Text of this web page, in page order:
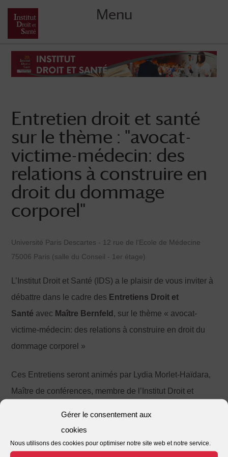
Gérer le consentement aux
cookies
Nous utilisons des cookies pour optimiser notre site web et notre service.
Menu
content
Entretien droit et santé
sur le thème : "avocat-
victime-médecin: des
relations à construire en
droit du dommage
corporel"
Université Paris Descartes - 12 rue de l'Ecole de Médecine
75006 Paris (salle du Conseil - 1er étage)
L’Institut Droit et Santé (IDS) a le plaisir de vous inviter à
débattre dans le cadre des Entretiens Droit et
Santé avec Maître Bernfeld , sur le thème « avocat-
victime-médecin: des relations à construire en droit du
dommage corporel »
Ces Entretiens seront animés par Lydia Morlet-Haïdara,
Maître de conférences, membre de l’Institut Droit et
Warning: Undefined array key 0 in/home/viflloo/www/wp-